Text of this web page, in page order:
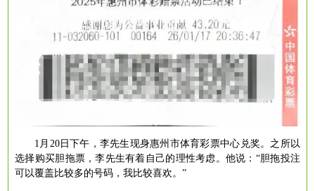
1月20日下午，李先生现身惠州市体育彩票中心兑奖。之所以
选择购买胆拖票，李先生有着自己的理性考虑。他说：“胆拖投注
可以覆盖比较多的号码，我比较喜欢。”